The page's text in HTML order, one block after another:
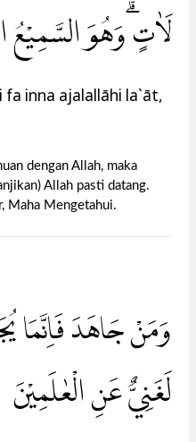
لَاٰتٍ ۗوَهُوَ السَّمِيْعُ
fa inna ajalallāhi la`āt,
dengan Allah, maka
Allah pasti datang.
Maha Mengetahui.
وَمَنْ جَاهَدَ فَاِنَّمَا
لَغَنِيٌّ عَنِ الْعٰلَمِيْنَ